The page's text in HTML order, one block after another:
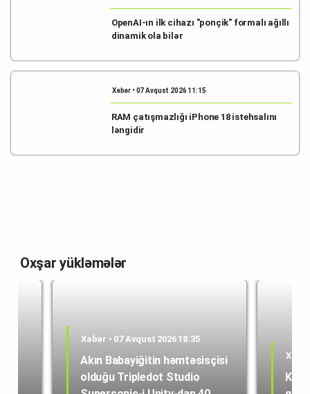
OpenAI-ın ilk cihazı "ponçik" formalı ağıllı
dinamik ola bilər
Xəbər • 07 Avqust 2026 11:15
RAM çatışmazlığı iPhone 18 istehsalını
ləngidir
Oxşar yükləmələr
Xəbər • 07 Avqust 2026 18:35
Akın Babayiğitin həmtəsisçisi
olduğu Tripledot Studio